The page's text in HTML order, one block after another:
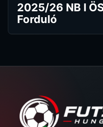
2025/26 NB I
Forduló